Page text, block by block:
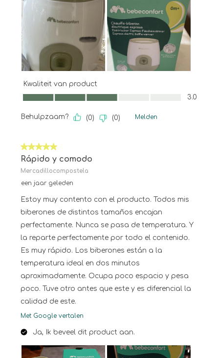
Kwaliteit van product
Kwaliteit van product, 3.0 van 5
3.0
Behulpzaam? (0) (0) Melden
5 van 5 sterren.
Rápido y comodo
Mercadillocompostela
een jaar geleden
Estoy muy contento con el producto. Todos mis
biberones de distintos tamaños encajan
perfectamente. Nunca se pasa de temperatura. Y
la reparte perfectamente por todo el contenido.
Es muy rápido. Los biberones están a la
temperatura ideal en dos minutos
aproximadamente. Ocupa poco espacio y pesa
poco. Tuve otro antes que este y es diferencial la
calidad de este.
Met Google vertalen
Ja, Ik beveel dit product aan.